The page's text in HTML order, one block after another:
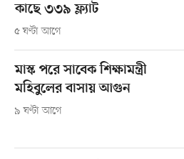
কাছে ৩৩৯ ফ্ল্যাট
৫ ঘণ্টা আগে
মাস্ক পরে সাবেক শিক্ষামন্ত্রী
মহিবুলের বাসায় আগুন
৯ ঘণ্টা আগে